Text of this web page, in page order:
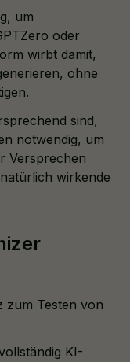
um
oder
wirbt damit,
ohne
sind,
notwendig, um
Versprechen
wirkende
zum Testen von
KI-